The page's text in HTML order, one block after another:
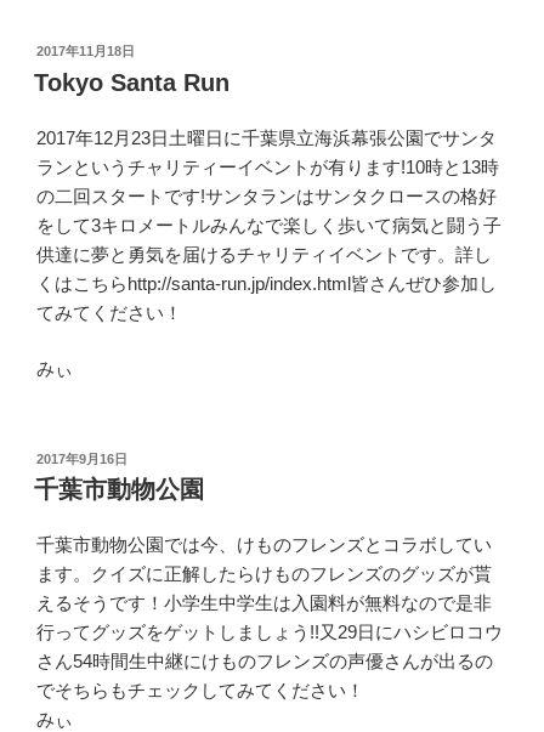
投
稿
日:
2017年11月18日
Tokyo Santa Run
2017年12月23日土曜日に千葉県立海浜幕張公園でサンタ
ランというチャリティーイベントが有ります!10時と13時
の二回スタートです!サンタランはサンタクロースの格好
をして3キロメートルみんなで楽しく歩いて病気と闘う子
供達に夢と勇気を届けるチャリティイベントです。詳し
くはこちらhttp://santa-run.jp/index.html皆さんぜひ参加し
てみてください！
みぃ
投
稿
日:
2017年9月16日
千葉市動物公園
千葉市動物公園では今、けものフレンズとコラボしてい
ます。クイズに正解したらけものフレンズのグッズが貰
えるそうです！小学生中学生は入園料が無料なので是非
行ってグッズをゲットしましょう!!又29日にハシビロコウ
さん54時間生中継にけものフレンズの声優さんが出るの
でそちらもチェックしてみてください！
みぃ